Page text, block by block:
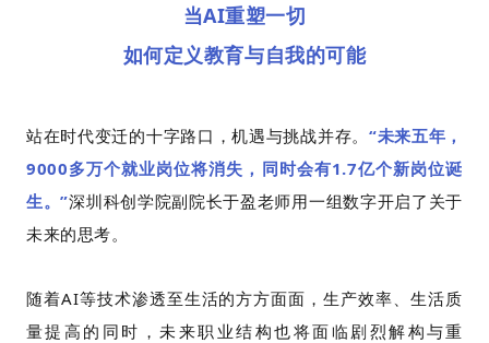
当AI重塑一切
如何定义教育与自我的可能
站在时代变迁的十字路口，机遇与挑战并存。 “未来五年，
9000多万个就业岗位将消失，同时会有1.7亿个新岗位诞
生。”深圳科创学院副院长于盈老师用一组数字开启了关于
未来的思考。
随着AI等技术渗透至生活的方方面面，生产效率、生活质
量提高的同时，未来职业结构也将面临剧烈解构与重